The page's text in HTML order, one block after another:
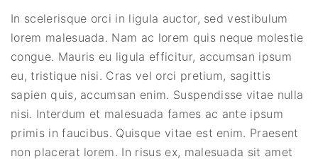
In scelerisque orci in ligula auctor, sed vestibulum
lorem malesuada. Nam ac lorem quis neque molestie
congue. Mauris eu ligula efficitur, accumsan ipsum
eu, tristique nisi. Cras vel orci pretium, sagittis
sapien quis, accumsan enim. Suspendisse vitae nulla
nisi. Interdum et malesuada fames ac ante ipsum
primis in faucibus. Quisque vitae est enim. Praesent
non placerat lorem. In risus ex, malesuada sit amet